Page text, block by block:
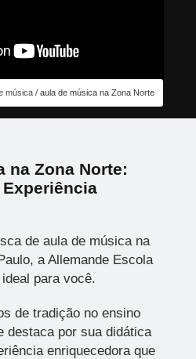
música aula de música na Zona Norte
na Zona Norte:
de aula de música na
a Allemande Escola
para você.
de tradição no ensino
destaca por sua didática
enriquecedora que